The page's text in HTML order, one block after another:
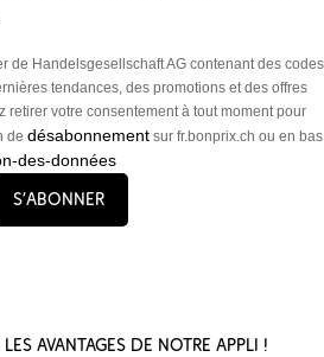
de Handelsgesellschaft AG contenant des codes
tendances, des promotions et des offres
retirer votre consentement à tout moment pour
de désabonnement sur fr.bonprix.ch ou en bas
des-données
S’abonner
avantages de notre appli !